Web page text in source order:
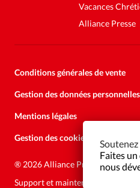
Vacances
Alliance Presse
Conditions générales de vente
Gestion des données personnelles
Mentions légales
Gestion des cookies
® 2026 Alliance Presse
Support et maintenance:
Faites
nous